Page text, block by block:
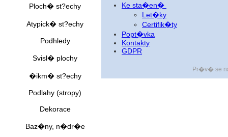
Ploch� st?echy
Atypick� st?echy
Podhledy
Svisl� plochy
�ikm� st?echy
Podlahy (stropy)
Dekorace
Baz�ny, n�dr�e
Ke sta�en�
Let�ky
Certifik�ty
Popt�vka
Kontakty
GDPR
Pr�v� se